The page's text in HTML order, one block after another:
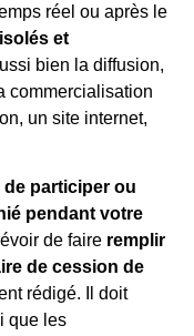
réel ou après le
et
bien la diffusion,
commercialisation
un site internet,
de participer ou
pendant votre
de faire remplir
de cession de
rédigé. Il doit
que les